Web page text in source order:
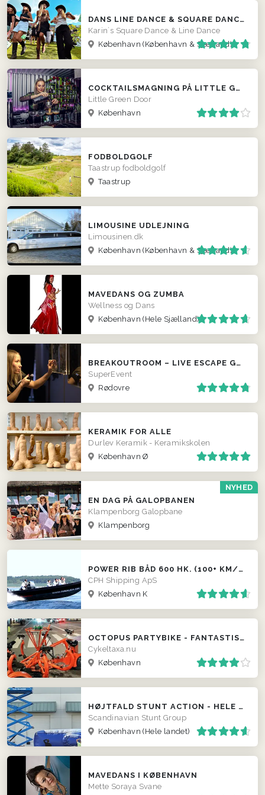
DANS LINE DANCE & SQUARE DANCE - EVT. TIL BRYLLUP
Karin`s Square Dance & Line Dance
København(København & Sjælland)
COCKTAILSMAGNING PÅ LITTLE GREEN DOOR
Little Green Door
København
FODBOLDGOLF
Taastrup fodboldgolf
Taastrup
LIMOUSINE UDLEJNING
Limousinen.dk
København(København & Sjælland)
MAVEDANS OG ZUMBA
Wellness og Dans
København(Hele Sjælland)
BREAKOUTROOM – LIVE ESCAPE GAMES
SuperEvent
Rødovre
KERAMIK FOR ALLE
Durlev Keramik - Keramikskolen
København Ø
NYHED
EN DAG PÅ GALOPBANEN
Klampenborg Galopbane
Klampenborg
POWER RIB BÅD 600 HK. (100+ KM/T.)
CPH Shipping ApS
København K
OCTOPUS PARTYBIKE - FANTASTISK CYKELTAXA - INDBYGGET MINIBAR
Cykeltaxa.nu
København
HØJTFALD STUNT ACTION - HELE LANDET
Scandinavian Stunt Group
København(Hele landet)
MAVEDANS I KØBENHAVN
Mette Soraya Svane